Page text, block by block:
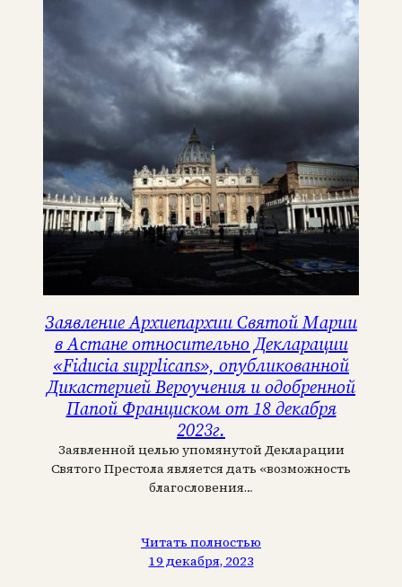
Заявление Архиепархии Святой Марии
в Астане относительно Декларации
«Fiducia supplicans», опубликованной
Дикастерией Вероучения и одобренной
Папой Франциском от 18 декабря
2023г.
Заявленной целью упомянутой Декларации
Святого Престола является дать «возможность
благословения…
Читать полностью
19 декабря, 2023